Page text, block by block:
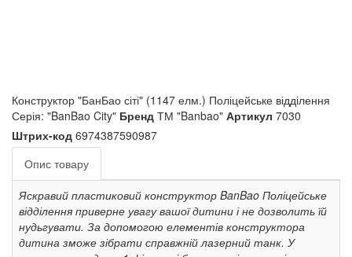
Конструктор "БанБао сіті" (1147 елм.) Поліцейське відділення
Серія: "BanBao City" Бренд ТМ "Banbao" Артикул 7030
Штрих-код 6974387590987
Опис товару
Яскравий пластиковий конструктор BanBao Поліцейське
відділення приверне увагу вашої дитини і не дозволить їй
нудьгувати. За допомогою елементів конструктора
дитина зможе зібрати справжній лазерний танк. У